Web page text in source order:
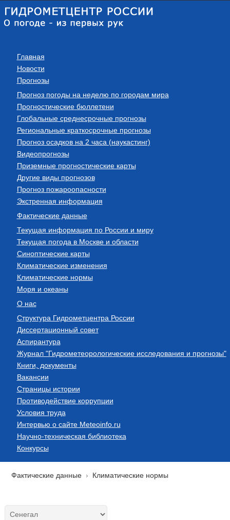
Главная
Новости
Прогнозы
Прогноз погоды на неделю по городам мира
Прогностические бюллетени
Глобальные среднесрочные прогнозы
Региональные краткосрочные прогнозы
Прогноз осадков на 2 часа (наукастинг)
Видеопрогнозы
Приземные прогностические карты
Другие виды прогнозов
Прогноз пожароопасности
Экстренная информация
Фактические данные
Текущая информация по России и миру
Текущая погода в Москве и области
Синоптические карты
Климатические изменения
Климатические нормы
Моря и океаны
О нас
Структура Гидрометцентра России
Диссертационный совет
Аспирантура
Журнал "Гидрометеорологические исследования и прогнозы"
Книги, документы
Вакансии
Страницы истории
Противодействие коррупции
Условия труда
Интервью о сайте Meteoinfo.ru
Научно-техническая библиотека
Конкурсы
Фактические данные Климатические нормы